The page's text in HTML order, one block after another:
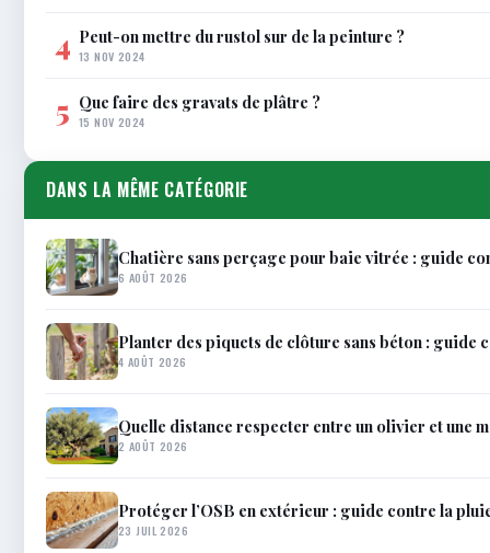
4 Peut-on mettre du rustol sur de la peinture ?
13 NOV 2024
5 Que faire des gravats de plâtre ?
15 NOV 2024
DANS LA MÊME CATÉGORIE
Chatière sans perçage pour baie vitrée : guide
6 AOÛT 2026
Planter des piquets de clôture sans béton : guide
4 AOÛT 2026
Quelle distance respecter entre un olivier et une
2 AOÛT 2026
Protéger l’OSB en extérieur : guide contre la
23 JUIL 2026